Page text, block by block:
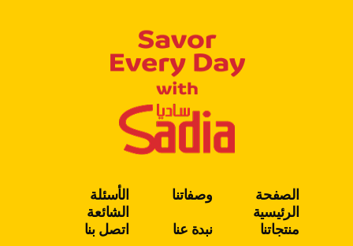
الصفحة
الرئيسية
منتجاتنا
وصفاتنا
نبدة عنا
الأسئلة
الشائعة
اتصل بنا